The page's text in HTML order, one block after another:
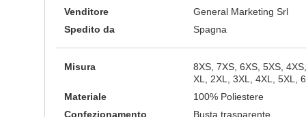
Venditore
General Marketing Srl
Spedito da
Spagna
Misura
8XS, 7XS, 6XS, 5XS,
XL, 2XL, 3XL, 4XL, 5XL,
Materiale
100% Poliestere
Confezionamento
Busta trasparente